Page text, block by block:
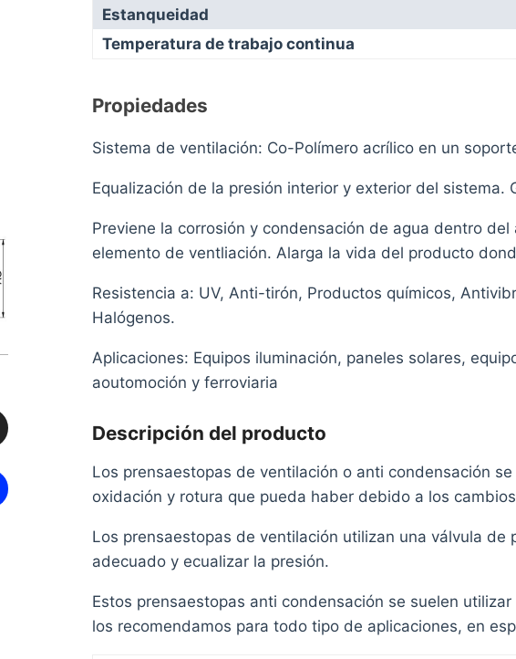
Estanqueidad
Temperatura de trabajo continua
Propiedades
Sistema de ventilación: Co-Polímero acrílico en un
Equalización de la presión interior y exterior del sistema.
Previene la corrosión y condensación de agua dentro
elemento de ventliación. Alarga la vida del producto
Resistencia a: UV, Anti-tirón, Productos químicos,
Halógenos.
Aplicaciones: Equipos iluminación, paneles solares,
aoutomoción y ferroviaria
Descripción del producto
Los prensaestopas de ventilación o anti condensación
oxidación y rotura que pueda haber debido a los
Los prensaestopas de ventilación utilizan una válvula de
adecuado y ecualizar la presión.
Estos prensaestopas anti condensación se suelen
los recomendamos para todo tipo de aplicaciones, en